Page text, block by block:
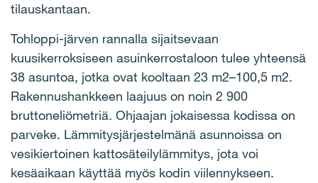
tilauskantaan.
Tohloppi-järven rannalla sijaitsevaan
kuusikerroksiseen asuinkerrostaloon tulee yhteensä
38 asuntoa, jotka ovat kooltaan 23 m2–100,5 m2.
Rakennushankkeen laajuus on noin 2 900
bruttoneliömetriä. Ohjaajan jokaisessa kodissa on
parveke. Lämmitysjärjestelmänä asunnoissa on
vesikiertoinen kattosäteilylämmitys, jota voi
kesäaikaan käyttää myös kodin viilennykseen.